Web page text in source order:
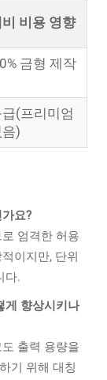
비용 영향
금형 제작
(프리미엄
)
요?
엄격한 허용
이지만, 단위
다.
게 향상시키나
출력 용량을
기 위해 대칭